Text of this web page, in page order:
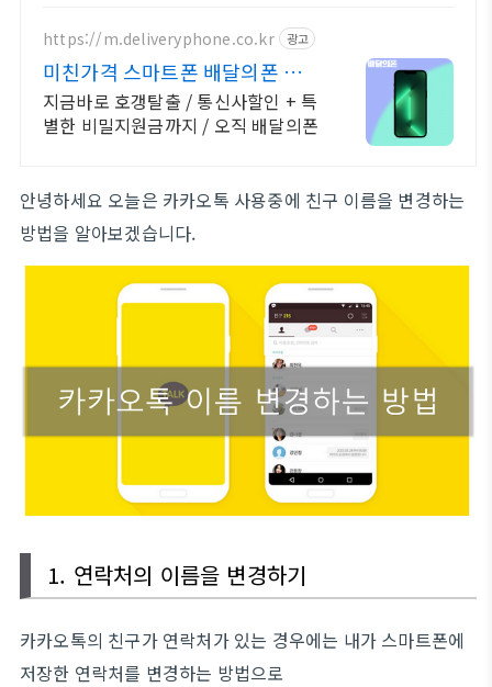
https://m.deliveryphone.co.kr 광고
미친가격 스마트폰 배달의폰 박리
다매! 무조건 더 할인!
지금바로 호갱탈출 / 통신사할인 + 특
별한 비밀지원금까지 / 오직 배달의폰
안녕하세요 오늘은 카카오톡 사용중에 친구 이름을 변경하는
방법을 알아보겠습니다.
1. 연락처의 이름을 변경하기
카카오톡의 친구가 연락처가 있는 경우에는 내가 스마트폰에
저장한 연락처를 변경하는 방법으로